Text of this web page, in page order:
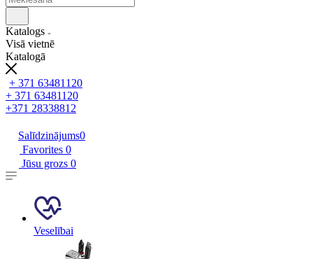
Katalogs
Visā vietnē
Katalogā
+ 371 63481120
+ 371 63481120
+371 28338812
Salīdzinājums0
Favorites 0
Jūsu grozs 0
Veselībai